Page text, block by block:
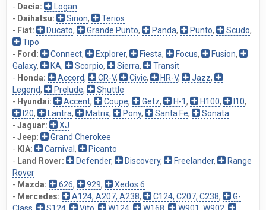
- Dacia:
Logan
- Daihatsu: Sirion,
Terios
- Fiat: Ducato, Grande Punto, Panda, Punto, Scudo,
Tipo
- Ford: Connect, Explorer, Fiesta, Focus, Fusion,
Galaxy, KA, Scorpio, Sierra,
Transit
- Honda: Accord, CR-V, Civic, HR-V, Jazz,
Legend, Prelude,
Shuttle
- Hyundai: Accent, Coupe, Getz, H-1, H100, I10,
I20, Lantra, Matrix, Pony, Santa Fe,
Sonata
- Jaguar:
XJ
- Jeep:
Grand Cherokee
- KIA: Carnival,
Picanto
- Land Rover: Defender, Discovery, Freelander,
Range
Rover
- Mazda: 626, 929,
Xedos 6
- Mercedes: A124, A207, A238, C124, C207, C238,
G-
Class, S124, Vito, W124, W168, W901, W902,